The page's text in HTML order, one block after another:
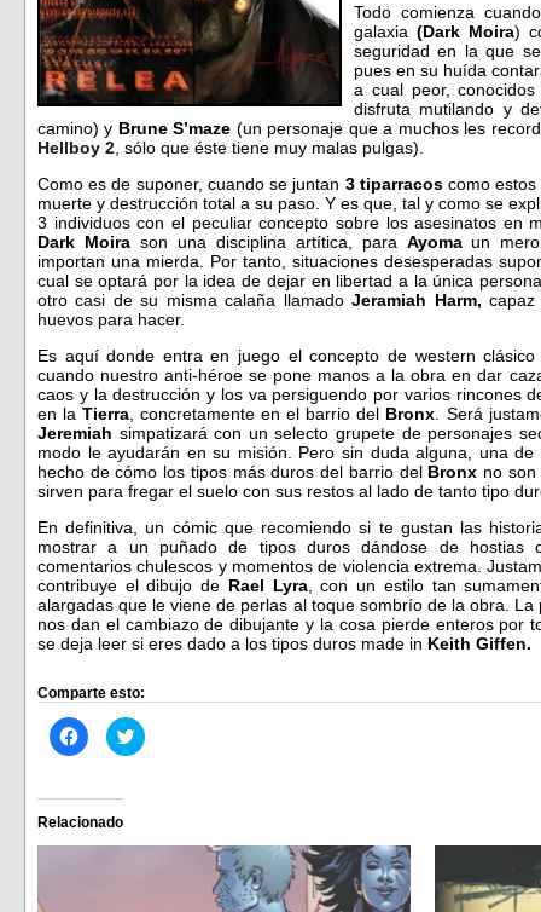
Todo comienza
galaxia (Dark Moira)
seguridad en la que
pues en su huída
a cual peor,
disfruta mutilando y
camino) y Brune S’maze (un personaje que a muchos les
Hellboy 2 , sólo que éste tiene muy malas pulgas).
Como es de suponer, cuando se juntan 3 tiparracoscomo estos
muerte y destrucción total a su paso. Y es que, tal y como se
3 individuos con el peculiar concepto sobre los asesinatos en
Dark Moirason una disciplina artítica, para Ayomaun
importan una mierda. Por tanto, situaciones desesperadas
cual se optará por la idea de dejar en libertad a la única
otro casi de su misma calaña llamadoJeramiah Harm,
huevos para hacer.
Es aquí donde entra en juego el concepto de western
cuando nuestro anti-héroe se pone manos a la obra en dar
caos y la destrucción y los va persiguendo por varios rincones
en laTierra , concretamente en el barrio del Bronx . Será
Jeremiah simpatizará con un selecto grupete de personajes
modo le ayudarán en su misión. Pero sin duda alguna, una
hecho de cómo los tipos más duros del barrio del Bronx no
sirven para fregar el suelo con sus restos al lado de tanto tipo
En definitiva, un cómic que recomiendo si te gustan las
mostrar a un puñado de tipos duros dándose de hostias
comentarios chulescos y momentos de violencia extrema.
contribuye el dibujo de Rael Lyra, con un estilo tan
alargadas que le viene de perlas al toque sombrío de la obra.
nos dan el cambiazo de dibujante y la cosa pierde enteros por
se deja leer si eres dado a los tipos duros made in Keith Giffen.
Comparte esto:
Haz
clic
Facebook
(Se
abre
en
Haz
clic
en
Relacionado